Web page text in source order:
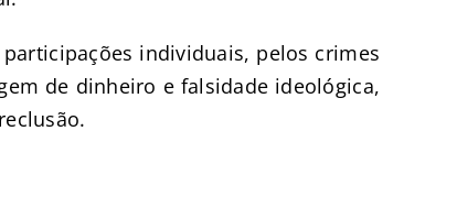
individuais, pelos crimes
de dinheiro e falsidade ideológica,